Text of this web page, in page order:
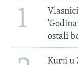
1
ostali
Kurti u